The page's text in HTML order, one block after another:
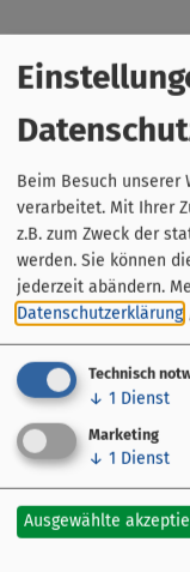
Am Bach 4
97332 Volkach
Beim Besuch unserer
verarbeitet. Mit Ihrer
z.B. zum Zweck der
werden. Sie können
jederzeit abändern.
Datenschutzerklärung
Technisch
↓ 1 Dienst
Marketing
↓ 1 Dienst
Ausgewählte